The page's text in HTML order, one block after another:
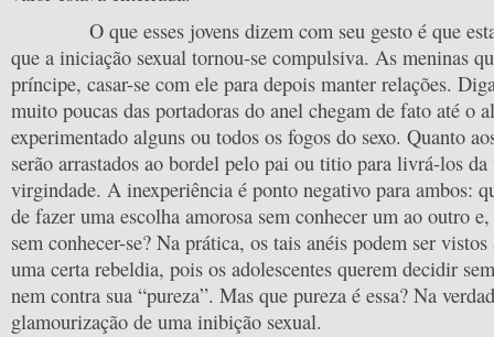
O que esses jovens dizem com seu gesto é que
que a iniciação sexual tornou-se compulsiva. As meninas
príncipe, casar-se com ele para depois manter relações.
muito poucas das portadoras do anel chegam de fato até o
experimentado alguns ou todos os fogos do sexo. Quanto
serão arrastados ao bordel pelo pai ou titio para livrá-los da
virgindade. A inexperiência é ponto negativo para ambos:
de fazer uma escolha amorosa sem conhecer um ao outro
sem conhecer-se? Na prática, os tais anéis podem ser
uma certa rebeldia, pois os adolescentes querem decidir
nem contra sua “pureza”. Mas que pureza é essa? Na
glamourização de uma inibição sexual.